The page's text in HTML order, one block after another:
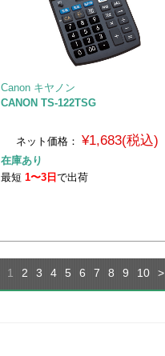
Canon キヤノン
CANON TS-122TSG
ネット価格： ¥1,683(税込)
在庫あり
最短1〜3日で出荷
1 2 3 4 5 6 7 8 9 10 >